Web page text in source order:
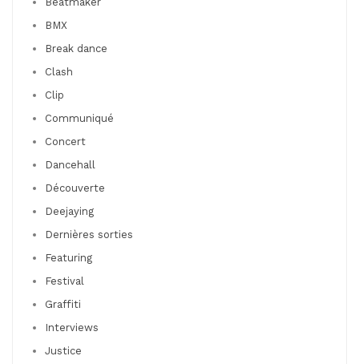
BMX
Break dance
Clash
Clip
Communiqué
Concert
Dancehall
Découverte
Deejaying
Dernières sorties
Featuring
Festival
Graffiti
Interviews
Justice